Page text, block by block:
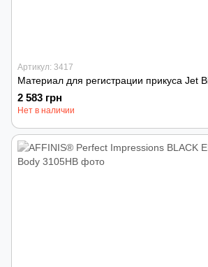
Артикул: 3417
Материал для регистрации прикуса Jet
2 583 грн
Нет в наличии